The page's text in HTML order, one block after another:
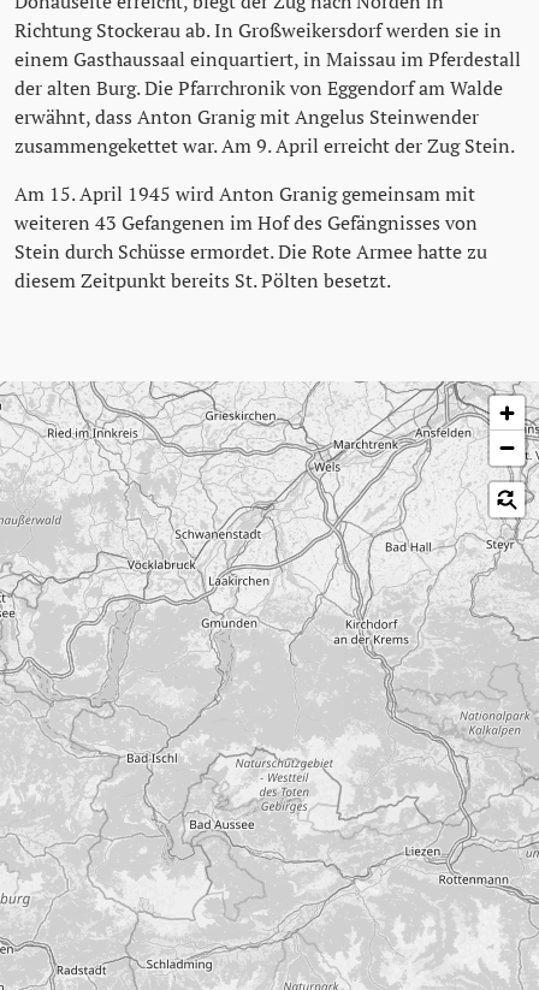
Richtung Stockerau ab. In Großweikersdorf werden sie in
einem Gasthaussaal einquartiert, in Maissau im Pferdestall
der alten Burg. Die Pfarrchronik von Eggendorf am Walde
erwähnt, dass Anton Granig mit Angelus Steinwender
zusammengekettet war. Am 9. April erreicht der Zug Stein.
Am 15. April 1945 wird Anton Granig gemeinsam mit
weiteren 43 Gefangenen im Hof des Gefängnisses von
Stein durch Schüsse ermordet. Die Rote Armee hatte zu
diesem Zeitpunkt bereits St. Pölten besetzt.
Karte überspringen